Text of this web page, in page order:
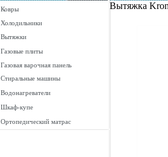
Ковры
Холодильники
Вытяжки
Газовые плиты
Газовая варочная панель
Стиральные машины
Водонагреватели
Шкаф-купе
Ортопедический матрас
Вытяжка